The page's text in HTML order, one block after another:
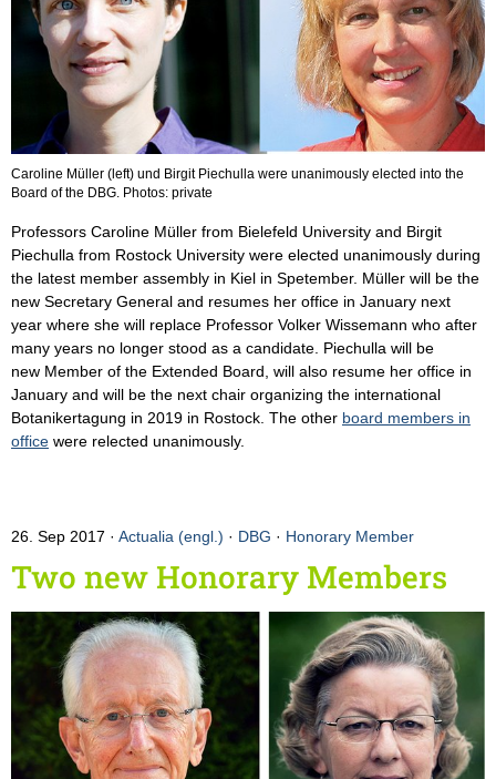
Caroline Müller (left) und Birgit Piechulla were unanimously elected into the
Board of the DBG. Photos: private
Professors Caroline Müller from Bielefeld University and Birgit
Piechulla from Rostock University were elected unanimously during
the latest member assembly in Kiel in Spetember. Müller will be the
new Secretary General and resumes her office in January next
year where she will replace Professor Volker Wissemann who after
many years no longer stood as a candidate. Piechulla will be
new Member of the Extended Board, will also resume her office in
January and will be the next chair organizing the international
Botanikertagung in 2019 in Rostock. The other board members in
office were relected unanimously.
26. Sep 2017 Actualia (engl.) · DBG · Honorary Member
Two new Honorary Members